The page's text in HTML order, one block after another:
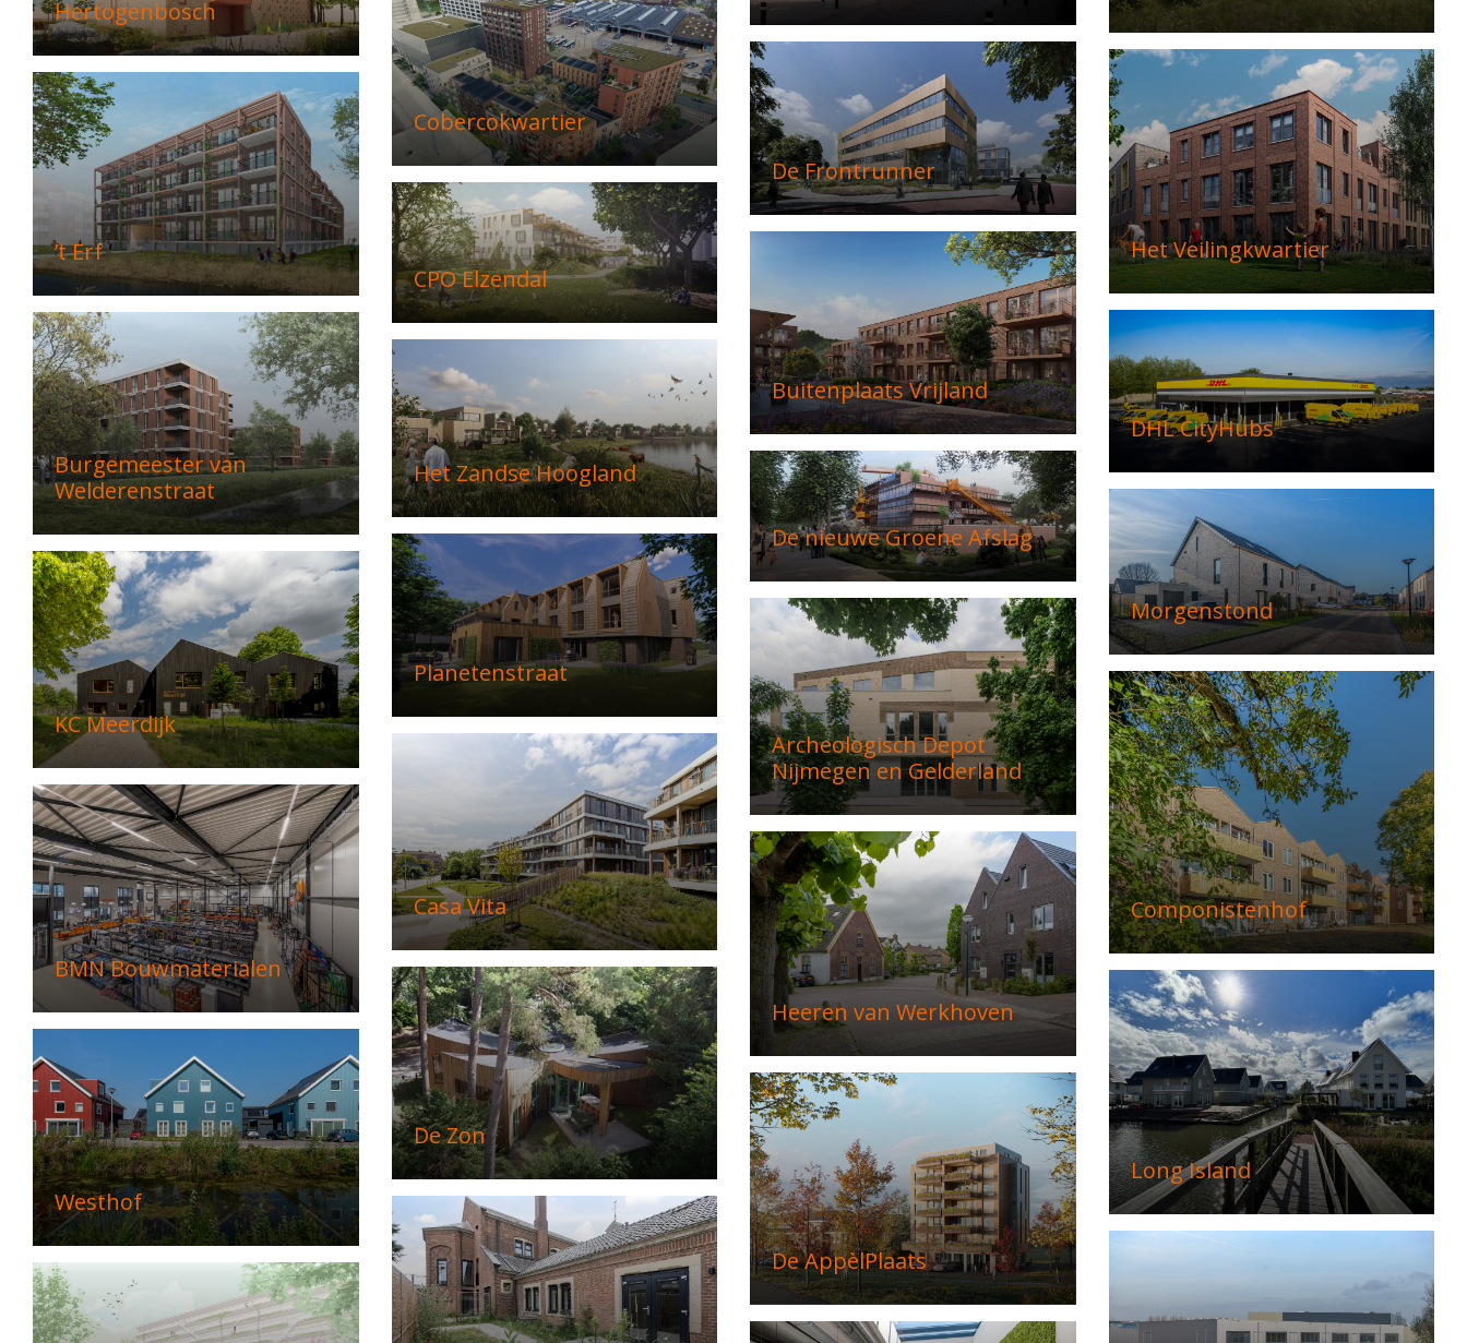
Hertogenbosch
Cobercokwartier
De Frontrunner
Het Veilingkwartier
’t Erf
CPO Elzendal
Buitenplaats Vrijland
DHL CityHubs
Burgemeester van
Welderenstraat
Het Zandse Hoogland
De nieuwe Groene Afslag
Morgenstond
Planetenstraat
KC Meerdijk
Archeologisch Depot
Nijmegen en Gelderland
Componistenhof
Casa Vita
BMN Bouwmaterialen
Heeren van Werkhoven
De Zon
Long Island
Westhof
De AppèlPlaats